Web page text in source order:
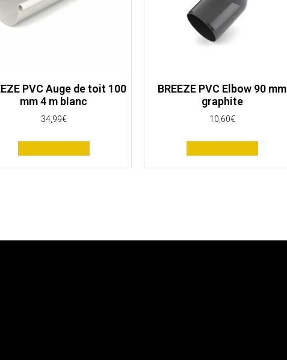
PVC Auge de toit 100
mm 4 m blanc
34,99€
BREEZE PVC Elbow 90 mm
graphite
10,60€